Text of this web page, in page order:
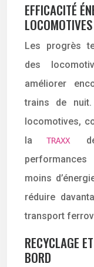
EFFICACITÉ
Les progrès
des
améliorer
trains de
locomotives,
la TRAXX
moins
réduire
transport
RECYCLAGE
BORD